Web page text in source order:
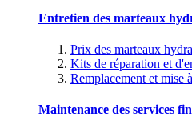
Entretien des marteaux
Prix des marteaux
Kits de réparation et
Remplacement et mise
Maintenance des services